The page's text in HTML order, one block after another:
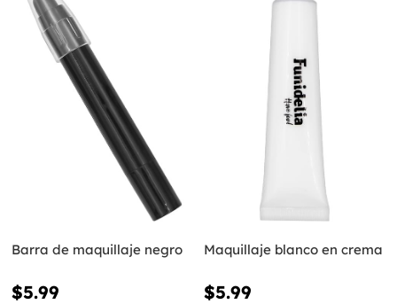
Barra de maquillaje negro
$5.99
Maquillaje blanco en crema
$5.99